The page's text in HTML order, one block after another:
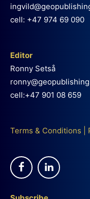
cell: +47 974 69 090
Editor
Ronny Setså
cell:+47 901 08 659
Terms & Conditions